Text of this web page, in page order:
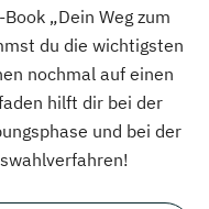
„Dein Weg zum
du die wichtigsten
nochmal auf einen
hilft dir bei der
und bei der